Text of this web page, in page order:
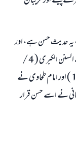
كہتے ہيں، يہ حديث حسن ہے، اور
اسے امام حاكم نے المستدرك ( 4 / 43 ) اور بيہقى نے السنن الكبرى ( 4 /
69 ) اور الطيالسى نے مسند الطيالسى حدي نمبر ( 1683 ) اور امام طحاوى نے
البانى نے اسے حسن قرار